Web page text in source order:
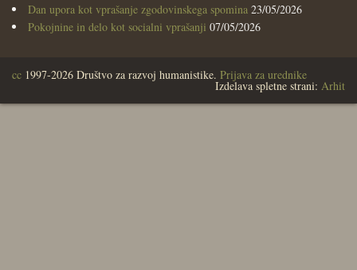
Dan upora kot vprašanje zgodovinskega spomina 23/05/2026
Pokojnine in delo kot socialni vprašanji 07/05/2026
cc 1997-2026 Društvo za razvoj humanistike. Prijava za urednike
Izdelava spletne strani: Arhit